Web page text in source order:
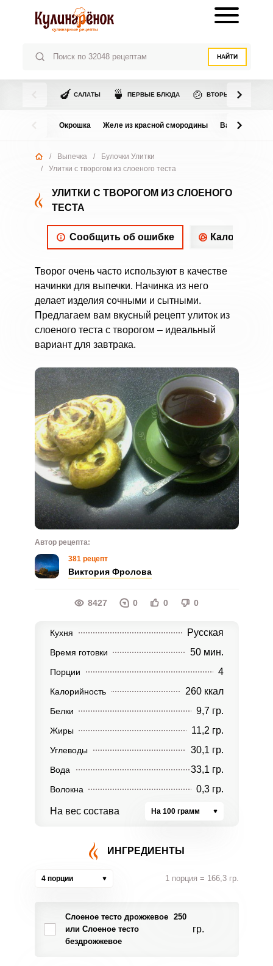
НАЙТИ
🍆 САЛАТЫ 🍵 ПЕРВЫЕ БЛЮДА 🍲 ВТОРЫЕ БЛЮДА
Окрошка Желе из красной смородины Варенье из
/ Выпечка /
Булочки Улитки
/
Улитки с творогом из слоеного теста
УЛИТКИ С ТВОРОГОМ ИЗ СЛОЕНОГО
ТЕСТА
Сообщить об ошибке
Творог очень часто используют в качестве
начинки для выпечки. Начинка из него
делает изделия сочными и сытными.
Предлагаем вам вкусный рецепт улиток из
слоеного теста с творогом – идеальный
вариант для завтрака.
Автор рецепта:
381 рецепт
Виктория Фролова
8427 0 0 0
Кухня Русская
Время готовки 50 мин.
Порции 4
Калорийность 260 ккал
Белки 9,7 гр.
Жиры 11,2 гр.
Углеводы 30,1 гр.
Вода 33,1 гр.
Волокна 0,3 гр.
На вес состава На 100 грамм
ИНГРЕДИЕНТЫ
4 порции 1 порция = 166,3 гр.
Слоеное тесто дрожжевое
или Слоеное тесто
бездрожжевое
250
гр.